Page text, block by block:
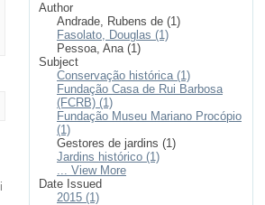
Author
Andrade, Rubens de (1)
Fasolato, Douglas (1)
Pessoa, Ana (1)
Subject
Conservação histórica (1)
Fundação Casa de Rui Barbosa
(FCRB) (1)
Fundação Museu Mariano Procópio
(1)
Gestores de jardins (1)
Jardins histórico (1)
... View More
Date Issued
2015 (1)